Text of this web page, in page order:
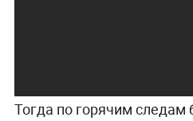
Тогда по горячим